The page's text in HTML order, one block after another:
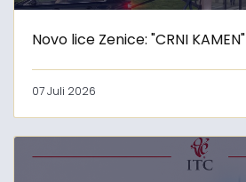
Novo lice Zenice: "CRNI KAMEN"
07 Juli 2026